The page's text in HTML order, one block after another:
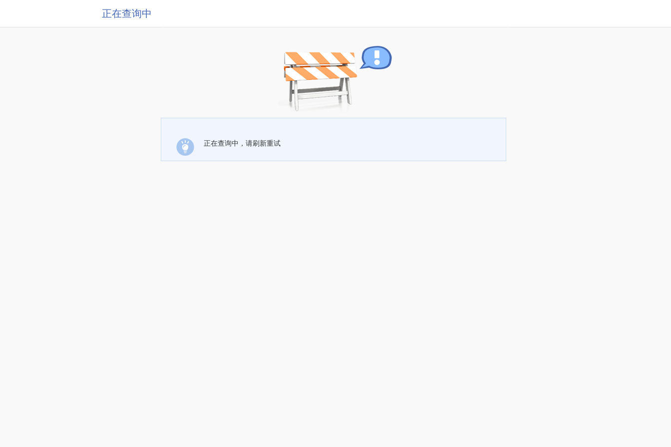
正在查询中
正在查询中，请刷新重试